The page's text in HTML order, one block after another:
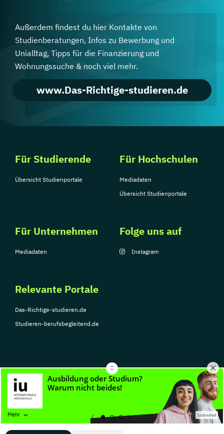
Mehr Sponsored
Außerdem findest du hier Kontakte von
Studienberatungen, Infos zu Bewerbung und
Unialltag, Tipps für die Finanzierung und
Wohnungssuche & noch viel mehr.
www.Das-Richtige-studieren.de
Für Studierende
Übersicht Studienportale
Für Hochschulen
Mediadaten
Übersicht Studienportale
Für Unternehmen
Mediadaten
Relevante Portale
Das-Richtige-studieren.de
Studieren-berufsbegleitend.de
Folge uns auf
Instagram
© Copyright 2026, TarGroup Media GmbH
Nutzungsbedingungen